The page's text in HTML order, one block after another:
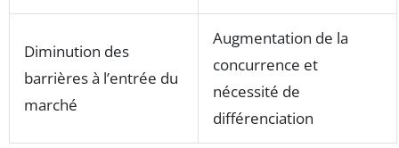
Diminution des
barrières à l’entrée du
marché
Augmentation de la
concurrence et
nécessité de
différenciation